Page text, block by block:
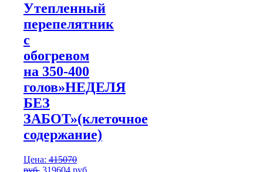
Утепленный
перепелятник
с
обогревом
на 350-400
голов»НЕДЕЛЯ
БЕЗ
ЗАБОТ»(клеточное
содержание)
Цена: 415070
руб. Первоначальная
319604 руб.